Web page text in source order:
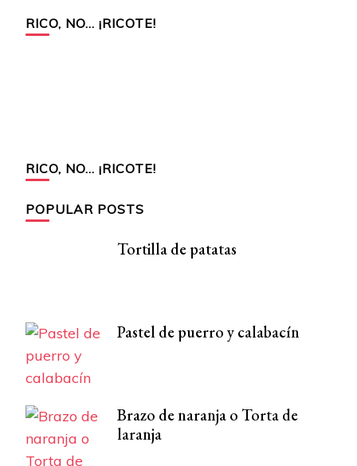
RICO, NO… ¡RICOTE!
RICO, NO… ¡RICOTE!
POPULAR POSTS
Tortilla de patatas
Pastel de puerro y calabacín
Brazo de naranja o Torta de
laranja